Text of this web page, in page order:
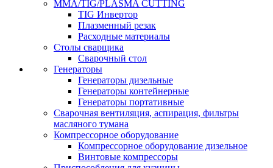
MMA/TIG/PLASMA CUTTING
TIG Инвертор
Плазменный резак
Расходные материалы
Столы сварщика
Сварочный стол
Генераторы
Генераторы дизельные
Генераторы контейнерные
Генераторы портативные
Сварочная вентиляция, аспирация, фильтры
масляного тумана
Компрессорное оборудование
Компрессорное оборудование дизельное
Винтовые компрессоры